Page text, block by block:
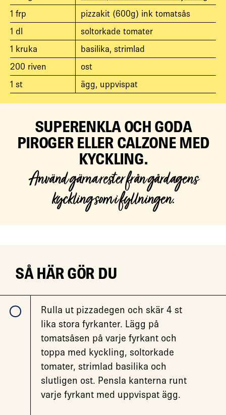
1 frp
pizzakit (600g) ink tomatsås
1 dl
soltorkade tomater
1 kruka
basilika, strimlad
200 riven
ost
1 st ägg, uppvispat
SUPERENKLA OCH GODA
PIROGER ELLER CALZONE MED
KYCKLING.
Använd gärna rester från gårdagens
kyckling som i fyllningen.
SÅ HÄR GÖR DU
Rulla ut pizzadegen och skär 4 st
lika stora fyrkanter. Lägg på
tomatsåsen på varje fyrkant och
toppa med kyckling, soltorkade
tomater, strimlad basilika och
slutligen ost. Pensla kanterna runt
varje fyrkant med uppvispat ägg.